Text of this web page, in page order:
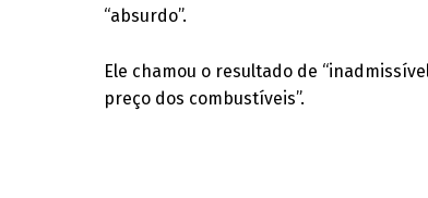
“absurdo”.
Ele chamou o resultado de
preço dos combustíveis”.